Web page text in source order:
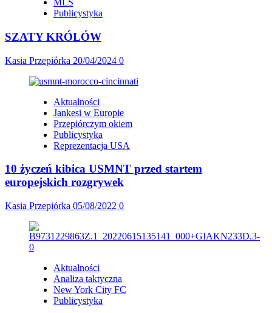
MLS
Publicystyka
SZATY KRÓLÓW
Kasia Przepiórka 20/04/2024 0
Aktualności
Jankesi w Europie
Przepiórczym okiem
Publicystyka
Reprezentacja USA
10 życzeń kibica USMNT przed startem
europejskich rozgrywek
Kasia Przepiórka 05/08/2022 0
Aktualności
Analiza taktyczna
New York City FC
Publicystyka